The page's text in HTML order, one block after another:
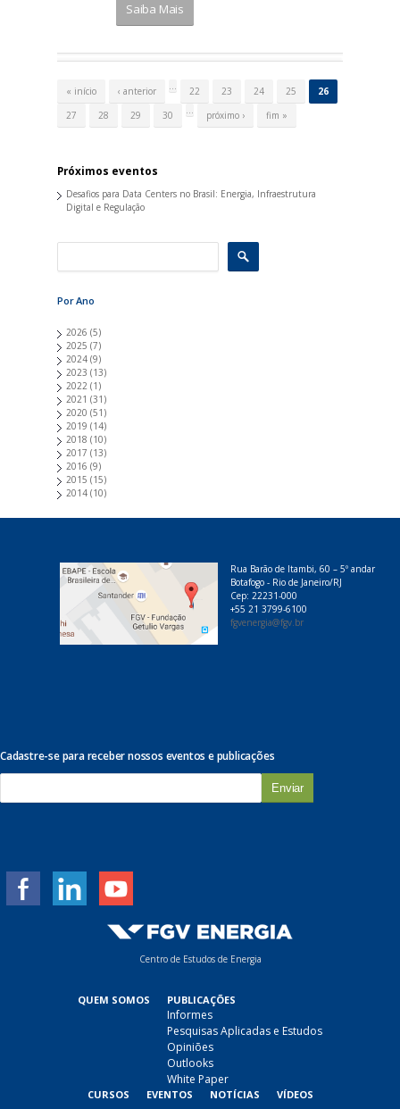
Saiba Mais
« início ‹ anterior 22 23 24 25
26
27
28 29 30 próximo › fim »
Próximos eventos
Desafios para Data Centers no Brasil: Energia, Infraestrutura
Digital e Regulação
Por Ano
2026 (5)
2025 (7)
2024 (9)
2023 (13)
2022 (1)
2021 (31)
2020 (51)
2019 (14)
2018 (10)
2017 (13)
2016 (9)
2015 (15)
2014 (10)
Rua Barão de Itambi, 60 – 5º andar
Botafogo - Rio de Janeiro/RJ
Cep: 22231-000
+55 21 3799-6100
fgvenergia@fgv.br
Cadastre-se para receber nossos eventos e publicações
m
Centro de Estudos de Energia
QUEM SOMOS PUBLICAÇÕES
Informes
Pesquisas Aplicadas e Estudos
Opiniões
Outlooks
White Paper
CURSOS EVENTOS NOTÍCIAS VÍDEOS